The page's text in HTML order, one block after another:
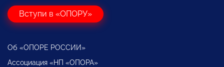
Вступи в «ОПОРУ»
Об «ОПОРЕ РОССИИ»
Ассоциация «НП «ОПОРА»